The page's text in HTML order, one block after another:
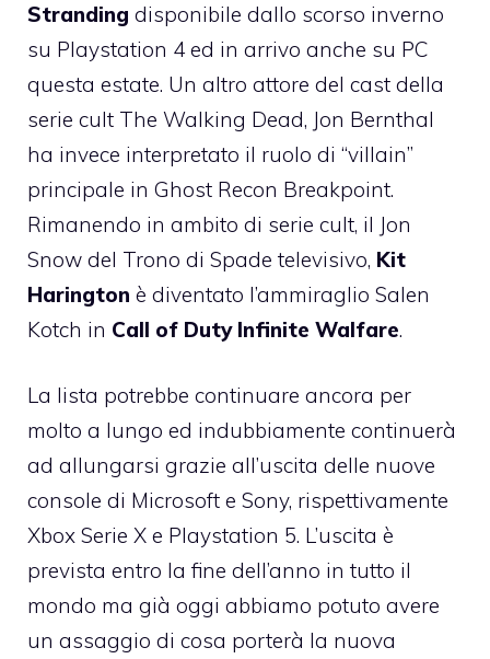
Stranding disponibile dallo scorso inverno
su Playstation 4 ed in arrivo anche su PC
questa estate. Un altro attore del cast della
serie cult The Walking Dead, Jon Bernthal
ha invece interpretato il ruolo di “villain”
principale in Ghost Recon Breakpoint.
Rimanendo in ambito di serie cult, il Jon
Snow del Trono di Spade televisivo, Kit
Harington è diventato l’ammiraglio Salen
Kotch in Call of Duty Infinite Walfare.
La lista potrebbe continuare ancora per
molto a lungo ed indubbiamente continuerà
ad allungarsi grazie all’uscita delle nuove
console di Microsoft e Sony, rispettivamente
Xbox Serie X e Playstation 5. L’uscita è
prevista entro la fine dell’anno in tutto il
mondo ma già oggi abbiamo potuto avere
un assaggio di cosa porterà la nuova